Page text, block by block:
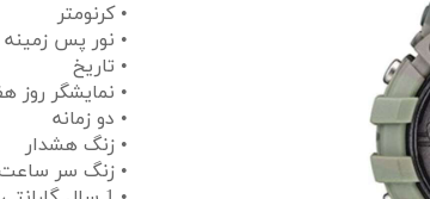
• کرنومتر
• نور پس زمینه
• تاریخ
• نمایشگر روز
• دو زمانه
• زنگ هشدار
• زنگ سر